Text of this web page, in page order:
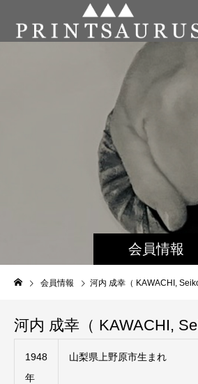
会員情報
会員情報 河内 成幸（ KAWACHI, Seiko
河内 成幸（ KAWACHI,
1948
年
山梨県上野原市生まれ